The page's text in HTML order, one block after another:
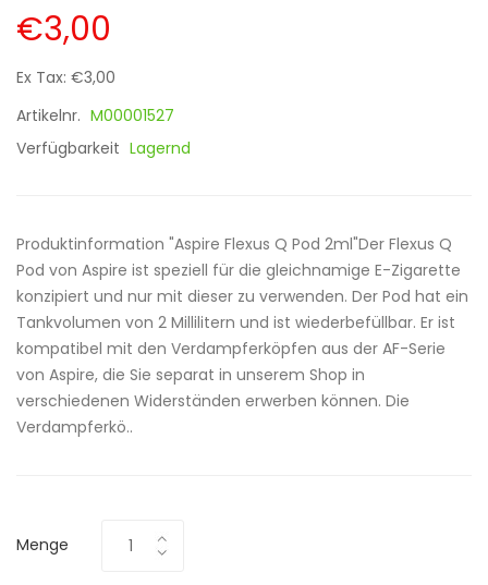
€3,00
Ex Tax: €3,00
Artikelnr. M00001527
Verfügbarkeit Lagernd
Produktinformation "Aspire Flexus Q Pod 2ml"Der Flexus Q
Pod von Aspire ist speziell für die gleichnamige E-Zigarette
konzipiert und nur mit dieser zu verwenden. Der Pod hat ein
Tankvolumen von 2 Millilitern und ist wiederbefüllbar. Er ist
kompatibel mit den Verdampferköpfen aus der AF-Serie
von Aspire, die Sie separat in unserem Shop in
verschiedenen Widerständen erwerben können. Die
Verdampferkö..
Menge